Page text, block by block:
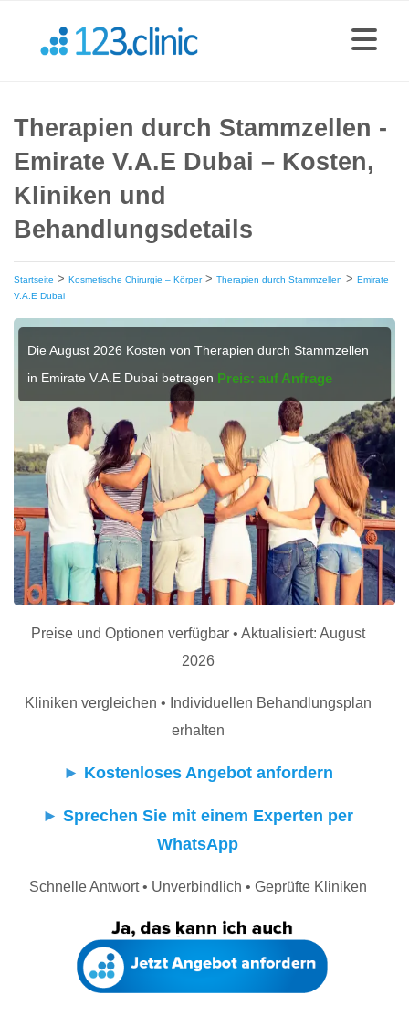
Therapien durch Stammzellen -
Emirate V.A.E Dubai – Kosten,
Kliniken und
Behandlungsdetails
Startseite > Kosmetische Chirurgie – Körper> Therapien durch Stammzellen > Emirate
V.A.E Dubai
Die August 2026 Kosten von Therapien durch Stammzellen
in Emirate V.A.E Dubai betragen Preis: auf Anfrage
Preise und Optionen verfügbar • Aktualisiert: August
2026
Kliniken vergleichen • Individuellen Behandlungsplan
erhalten
► Kostenloses Angebot anfordern
► Sprechen Sie mit einem Experten per
WhatsApp
Schnelle Antwort • Unverbindlich • Geprüfte Kliniken